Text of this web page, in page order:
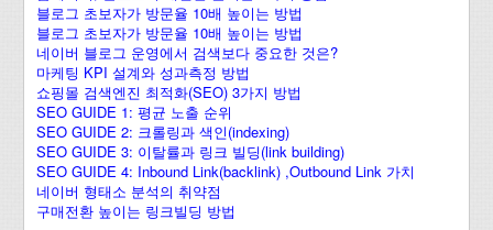
블로그 초보자가 방문율 10배 높이는 방법
블로그 초보자가 방문율 10배 높이는 방법
네이버 블로그 운영에서 검색보다 중요한 것은?
마케팅 KPI 설계와 성과측정 방법
쇼핑몰 검색엔진 최적화(SEO) 3가지 방법
SEO GUIDE 1: 평균 노출 순위
SEO GUIDE 2: 크롤링과 색인(indexing)
SEO GUIDE 3: 이탈률과 링크 빌딩(link building)
SEO GUIDE 4: Inbound Link(backlink) ,Outbound Link 가치
네이버 형태소 분석의 취약점
구매전환 높이는 링크빌딩 방법